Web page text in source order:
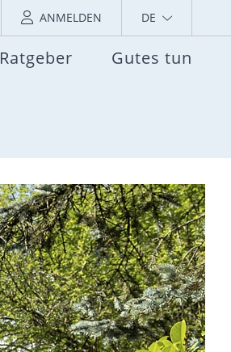
ANMELDEN DE
Ratgeber Gutes tun